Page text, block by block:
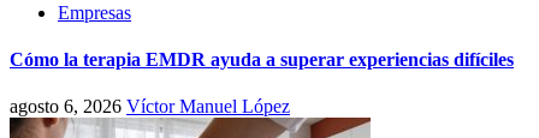
Empresas
Cómo la terapia EMDR ayuda a superar experiencias difíciles
agosto 6, 2026 Víctor Manuel López